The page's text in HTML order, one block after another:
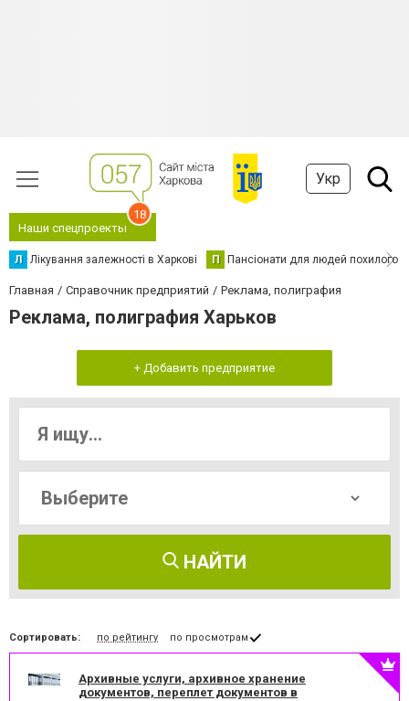
Укр
Наши спецпроекты
18
Л Лікування залежності в Харкові П Пансіонати для людей похилого
Главная Справочник предприятий Реклама, полиграфия
Реклама, полиграфия Харьков
+ Добавить предприятие
НАЙТИ
Сортировать: по рейтингу по просмотрам
Архивные услуги, архивное хранение
документов, переплет документов в